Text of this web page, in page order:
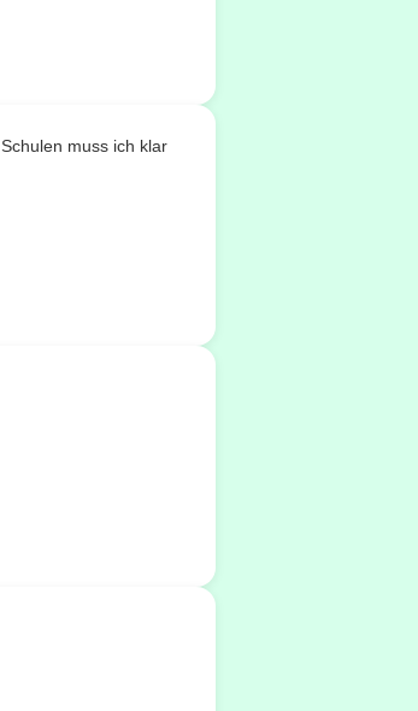
muss ich klar